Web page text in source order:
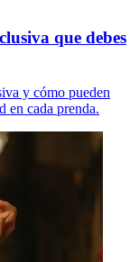
que debes
y cómo pueden
en cada prenda.